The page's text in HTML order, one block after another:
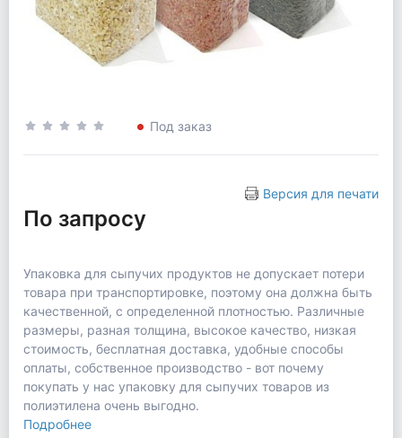
Под заказ
Версия для печати
По запросу
Упаковка для сыпучих продуктов не допускает потери
товара при транспортировке, поэтому она должна быть
качественной, с определенной плотностью. Различные
размеры, разная толщина, высокое качество, низкая
стоимость, бесплатная доставка, удобные способы
оплаты, собственное производство - вот почему
покупать у нас упаковку для сыпучих товаров из
полиэтилена очень выгодно.
Подробнее